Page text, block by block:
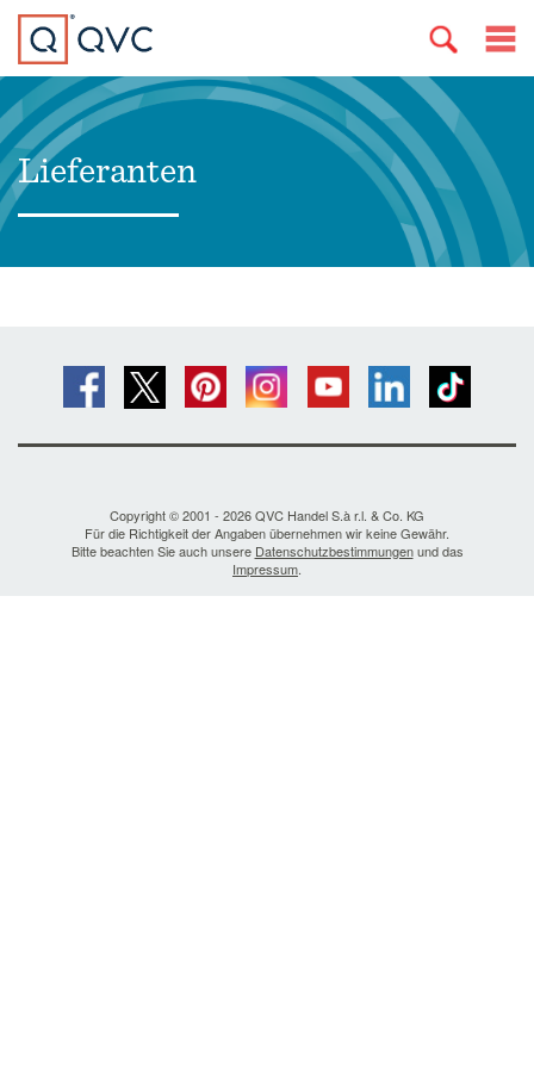
Lieferanten
Copyright © 2001 - 2026 QVC Handel S.à r.l. & Co. KG
Für die Richtigkeit der Angaben übernehmen wir keine Gewähr.
Bitte beachten Sie auch unsere Datenschutzbestimmungenund das
Impressum.